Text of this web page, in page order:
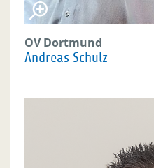
OV Dortmund
Andreas Schulz